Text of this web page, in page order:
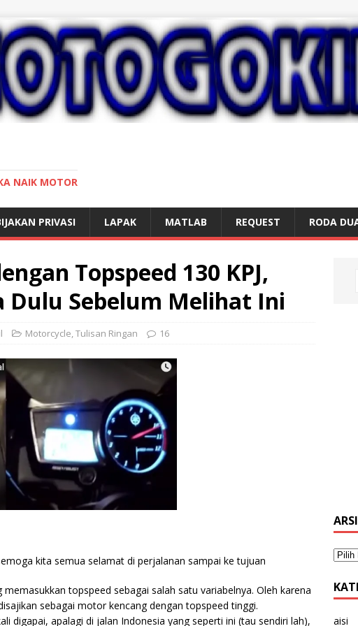
NAIK MOTOR
PRIVASI LAPAK MATLAB REQUEST RODA
Topspeed 130 KPJ,
Dulu Sebelum Melihat Ini
Motorcycle,Tulisan Ringan 16
kita semua selamat di perjalanan sampai ke tujuan
topspeed sebagai salah satu variabelnya. Oleh karena
sebagai motor kencang dengan topspeed tinggi.
digapai, apalagi di jalan Indonesia yang seperti ini (tau sendiri lah),
aisi